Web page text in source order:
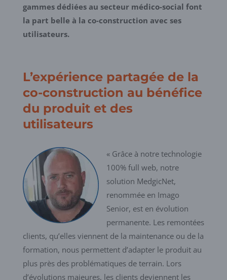
gammes dédiées au secteur médico-social font
la part belle à la co-construction avec ses
utilisateurs.
L’expérience partagée de la
co-construction au bénéfice
du produit et des
utilisateurs
« Grâce à notre technologie
100% full web, notre
solution MedgicNet,
renommée en Imago
Senior, est en évolution
permanente. Les remontées
clients, qu’elles viennent de la maintenance ou de la
formation, nous permettent d’adapter le produit au
plus près des problématiques de terrain. Lors
d’évolutions majeures, les clients deviennent les